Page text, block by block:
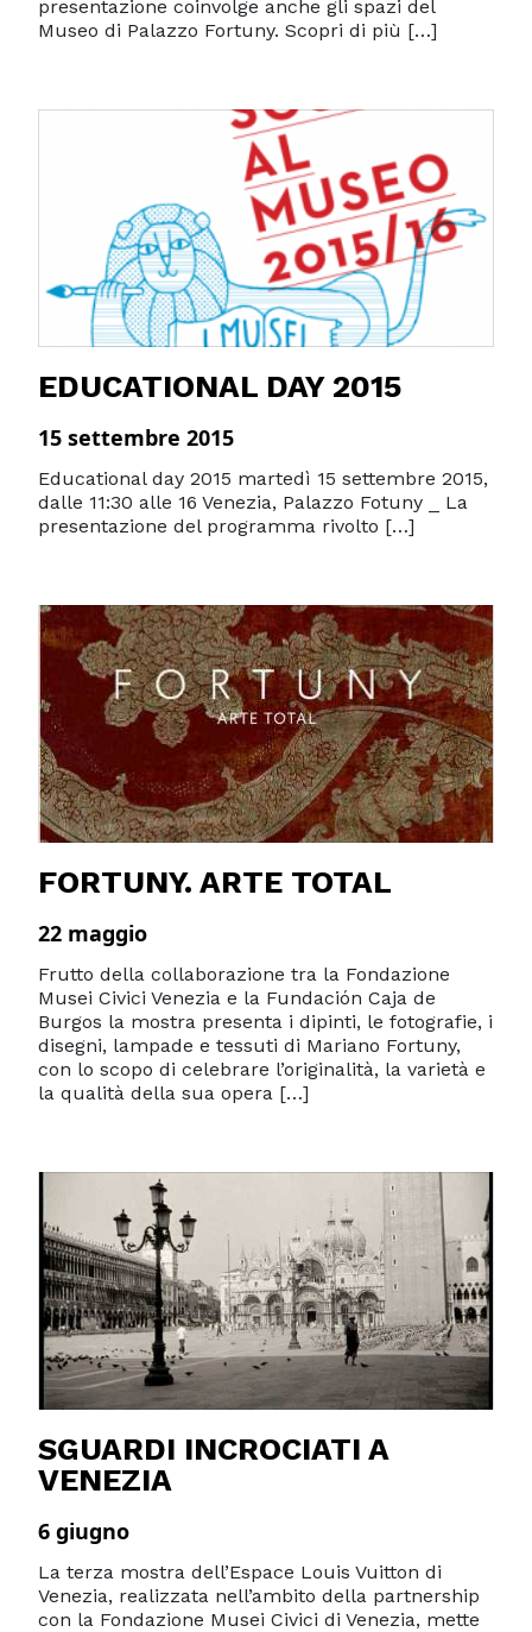
presentazione coinvolge anche gli spazi del
Museo di Palazzo Fortuny. Scopri di più […]
EDUCATIONAL DAY 2015
15 settembre 2015
Educational day 2015 martedì 15 settembre 2015,
dalle 11:30 alle 16 Venezia, Palazzo Fotuny _ La
presentazione del programma rivolto […]
FORTUNY. ARTE TOTAL
22 maggio
Frutto della collaborazione tra la Fondazione
Musei Civici Venezia e la Fundación Caja de
Burgos la mostra presenta i dipinti, le fotografie, i
disegni, lampade e tessuti di Mariano Fortuny,
con lo scopo di celebrare l’originalità, la varietà e
la qualità della sua opera […]
SGUARDI INCROCIATI A
VENEZIA
6 giugno
La terza mostra dell’Espace Louis Vuitton di
Venezia, realizzata nell’ambito della partnership
con la Fondazione Musei Civici di Venezia, mette